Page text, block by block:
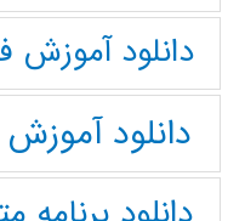
دانلود
دانلود